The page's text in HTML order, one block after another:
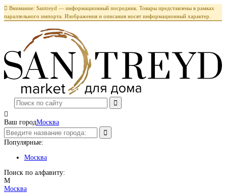
 Внимание: Santreyd — информационный посредник. Товары представлены в рамках
параллельного импорта. Изображения и описания носят информационный характер.

Ваш городМосква
Популярные:
Москва
Поиск по алфавиту:
М
Москва